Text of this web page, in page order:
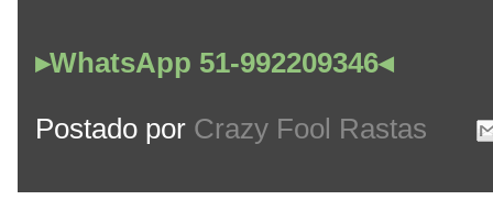
▸WhatsApp 51-992209346◂
Postado por Crazy Fool Rastas